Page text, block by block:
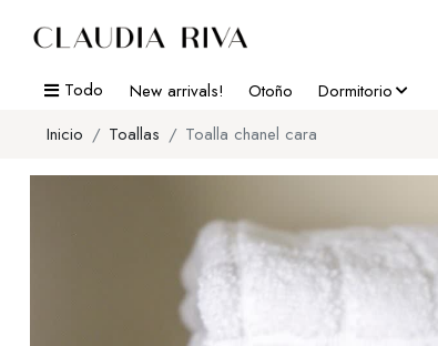
Todo New arrivals! Otoño Dormitorio
Inicio
Toallas Toalla chanel cara